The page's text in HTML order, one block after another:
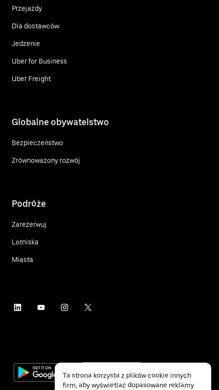
Przejazdy
Dla dostawców
Jedzenie
Uber for Business
Uber Freight
Globalne obywatelstwo
Bezpieczeństwo
Zrównoważony rozwój
Podróże
Zarezerwuj
Lotniska
Miasta
Ta strona korzysta z plików cookie innych
firm, aby wyświetlać dopasowane reklamy